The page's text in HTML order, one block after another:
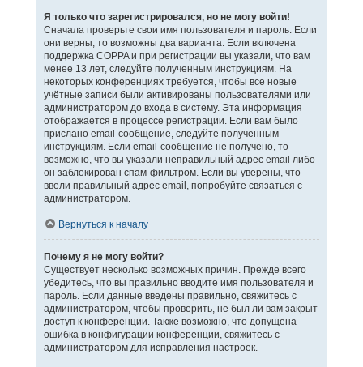
Я только что зарегистрировался, но не могу войти!
Сначала проверьте свои имя пользователя и пароль. Если
они верны, то возможны два варианта. Если включена
поддержка COPPA и при регистрации вы указали, что вам
менее 13 лет, следуйте полученным инструкциям. На
некоторых конференциях требуется, чтобы все новые
учётные записи были активированы пользователями или
администратором до входа в систему. Эта информация
отображается в процессе регистрации. Если вам было
прислано email-сообщение, следуйте полученным
инструкциям. Если email-сообщение не получено, то
возможно, что вы указали неправильный адрес email либо
он заблокирован спам-фильтром. Если вы уверены, что
ввели правильный адрес email, попробуйте связаться с
администратором.
Вернуться к началу
Почему я не могу войти?
Существует несколько возможных причин. Прежде всего
убедитесь, что вы правильно вводите имя пользователя и
пароль. Если данные введены правильно, свяжитесь с
администратором, чтобы проверить, не был ли вам закрыт
доступ к конференции. Также возможно, что допущена
ошибка в конфигурации конференции, свяжитесь с
администратором для исправления настроек.